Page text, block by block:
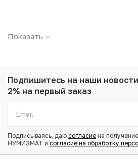
Страна: Российская Империя
Металл: Медь
Вес: 6.37 г
Состояние: VF
Купить 2 копейки 1907 года СПБ по
цене можно в нашем интернет-
Показать
Подпишитесь на наши новости
2% на первый заказ
Подписываясь, даю согласие на
НУМИЗМАТ и согласие на обработку